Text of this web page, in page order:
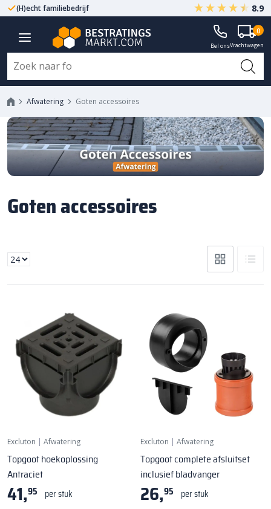
(H)echt familiebedrijf Gegarandeerd A-kwaliteit
8.9
Bel onsVrachtwagen
0
Afwatering Goten accessoires
Goten accessoires
Excluton | Afwatering
Topgoot hoekoplossing
Antraciet
41,95 per stuk
Excluton | Afwatering
Topgoot complete afsluitset
inclusief bladvanger
26,95 per stuk